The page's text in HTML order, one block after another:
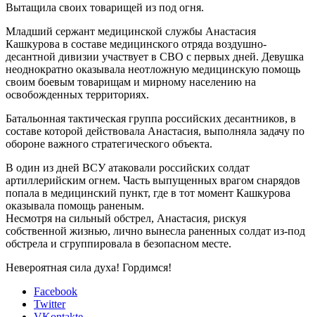
Вытащила своих товарищей из под огня.
Младший сержант медицинской службы Анастасия
Кашкурова в составе медицинского отряда воздушно-
десантной дивизии участвует в СВО с первых дней. Девушка
неоднократно оказывала неотложную медицинскую помощь
своим боевым товарищам и мирному населению на
освобожденных территориях.
Батальонная тактическая группа российских десантников, в
составе которой действовала Анастасия, выполняла задачу по
обороне важного стратегического объекта.
В один из дней ВСУ атаковали российских солдат
артиллерийским огнем. Часть выпущенных врагом снарядов
попала в медицинский пункт, где в тот момент Кашкурова
оказывала помощь раненым.
Несмотря на сильный обстрел, Анастасия, рискуя
собственной жизнью, лично вынесла раненных солдат из-под
обстрела и сгруппировала в безопасном месте.
Невероятная сила духа! Гордимся!
Facebook
Twitter